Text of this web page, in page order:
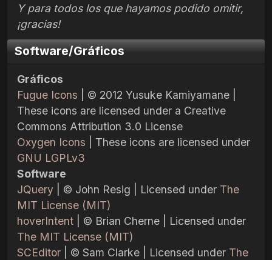
Y para todos los que hayamos podido omitir,
¡gracias!
Software/Gráficos
Gráficos
Fugue Icons | © 2012 Yusuke Kamiyamane |
These icons are licensed under a Creative
Commons Attribution 3.0 License
Oxygen Icons | These icons are licensed under
GNU LGPLv3
Software
JQuery | © John Resig | Licensed under The
MIT License (MIT)
hoverIntent | © Brian Cherne | Licensed under
The MIT License (MIT)
SCEditor | © Sam Clarke | Licensed under The